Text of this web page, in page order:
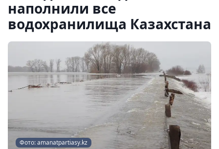
наполнили все
водохранилища Казахстана
Фото: amanatpartiasy.kz